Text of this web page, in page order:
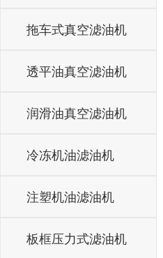
拖车式真空滤油机
透平油真空滤油机
润滑油真空滤油机
冷冻机油滤油机
注塑机油滤油机
板框压力式滤油机